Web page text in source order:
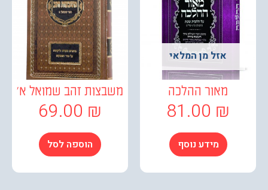
אזל מן המלאי
מאור ההלכה
81.00
מידע נוסף
משבצות זהב שמואל א'
69.00
הוספה לסל